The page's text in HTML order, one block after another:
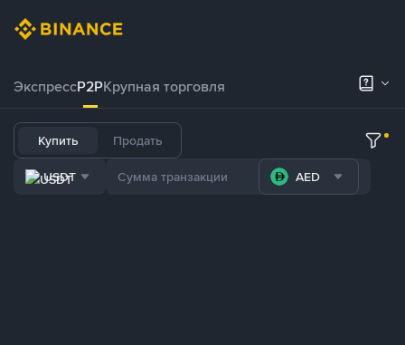
ЭкспрессP2PКрупная торговля
Купить Продать
USDT AED